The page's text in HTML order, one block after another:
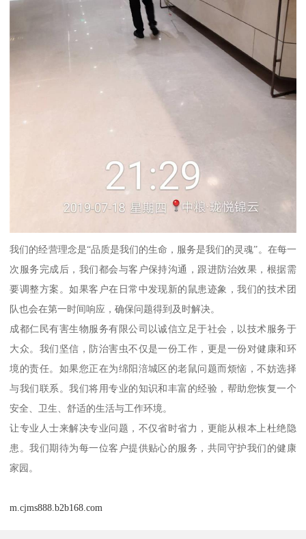
我们的经营理念是“品质是我们的生命，服务是我们的灵魂”。在每一
次服务完成后，我们都会与客户保持沟通，跟进防治效果，根据需
要调整方案。如果客户在日常中发现新的鼠患迹象，我们的技术团
队也会在第一时间响应，确保问题得到及时解决。
成都仁民有害生物服务有限公司以诚信立足于社会，以技术服务于
大众。我们坚信，防治害虫不仅是一份工作，更是一份对健康和环
境的责任。如果您正在为绵阳涪城区的老鼠问题而烦恼，不妨选择
与我们联系。我们将用专业的知识和丰富的经验，帮助您恢复一个
安全、卫生、舒适的生活与工作环境。
让专业人士来解决专业问题，不仅省时省力，更能从根本上杜绝隐
患。我们期待为每一位客户提供贴心的服务，共同守护我们的健康
家园。
m.cjms888.b2b168.com